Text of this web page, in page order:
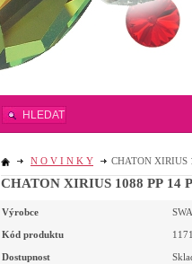
N O V I N K Y CHATON XIRIUS
CHATON XIRIUS 1088 PP 14
Výrobce
Kód produktu
Dostupnost
HLEDAT